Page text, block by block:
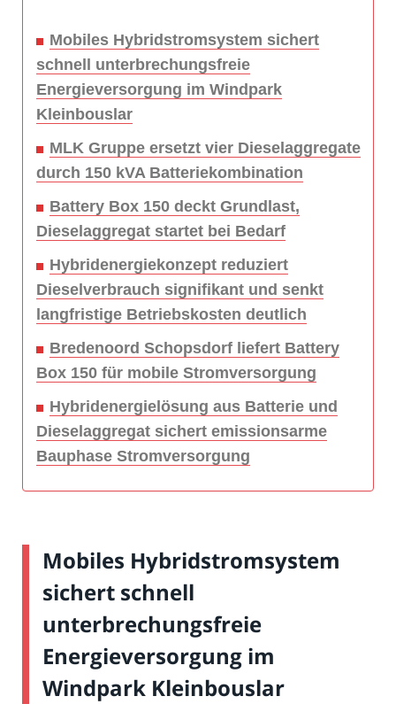
Mobiles Hybridstromsystem sichert
schnell unterbrechungsfreie
Energieversorgung im Windpark
Kleinbouslar
MLK Gruppe ersetzt vier Dieselaggregate
durch 150 kVA Batteriekombination
Battery Box 150 deckt Grundlast,
Dieselaggregat startet bei Bedarf
Hybridenergiekonzept reduziert
Dieselverbrauch signifikant und senkt
langfristige Betriebskosten deutlich
Bredenoord Schopsdorf liefert Battery
Box 150 für mobile Stromversorgung
Hybridenergielösung aus Batterie und
Dieselaggregat sichert emissionsarme
Bauphase Stromversorgung
Mobiles Hybridstromsystem
sichert schnell
unterbrechungsfreie
Energieversorgung im
Windpark Kleinbouslar